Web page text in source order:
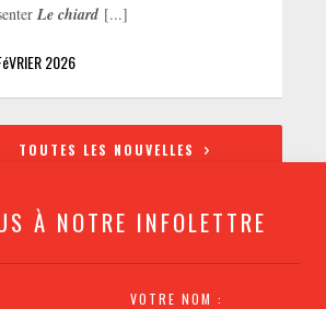
À NOTRE INFOLETTRE
VOTRE NOM :
Le chiard [...]
2026
TOUTES LES NOUVELLES